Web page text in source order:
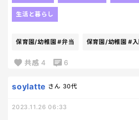
同時に入園のしおりを改めて見直
冬はアルミのお弁当箱を用意して
添付の写真は普通のお弁当箱だっ
特殊なレンジでアルミ弁当しか温
もっと早く教えてよ〜！！
なんで添付写真アルミじゃないの
生活と暮らし
保育園/幼稚園 #弁当 保育園/幼稚園 #入
共感 4 6
soylatte さん 30代
2023.11.26 06:33